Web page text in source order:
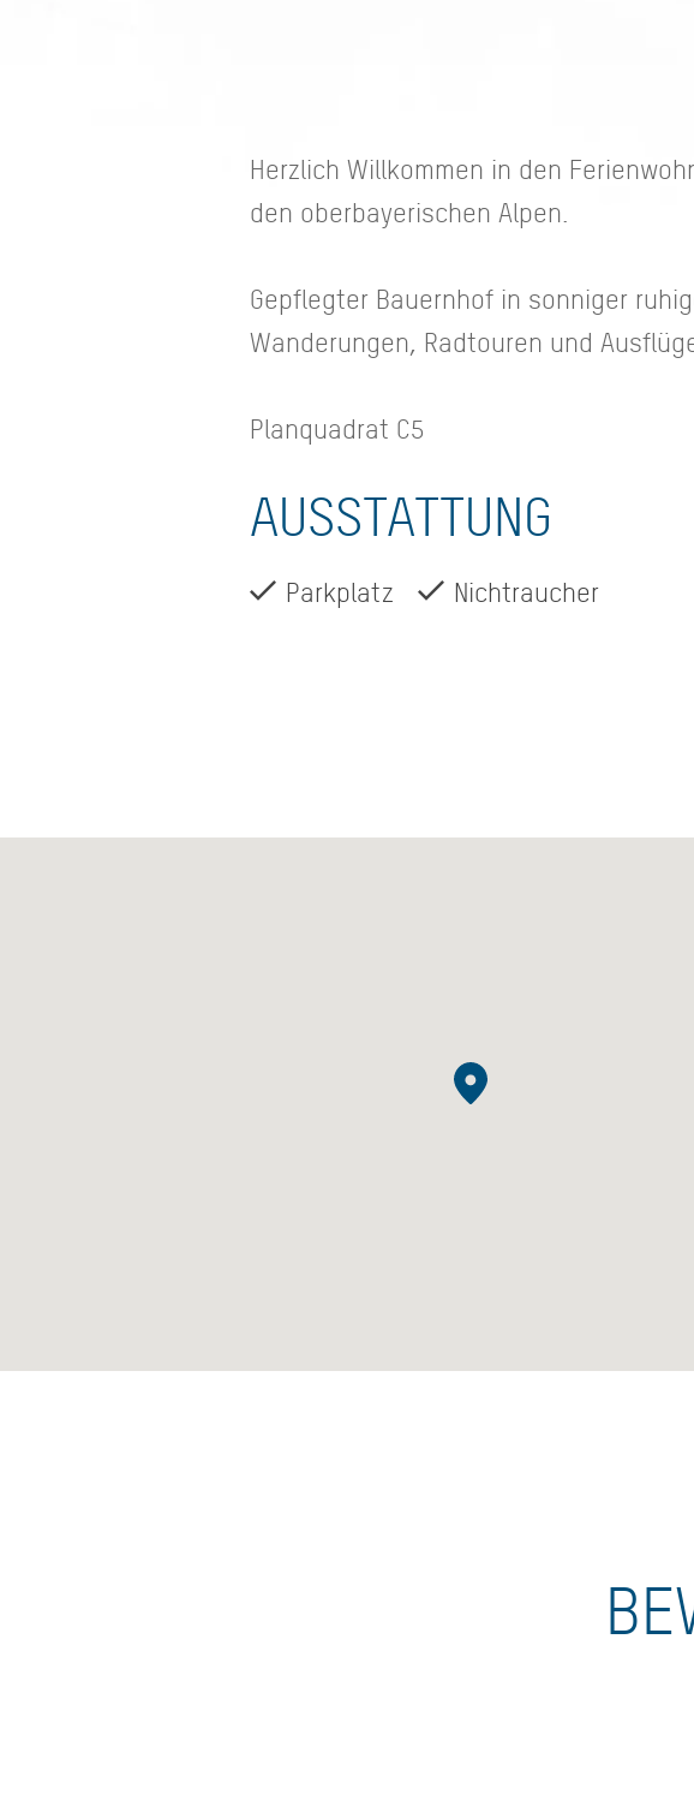
Herzlich Willkommen in den
den oberbayerischen Alpen.
Gepflegter Bauernhof in sonniger
Wanderungen, Radtouren und
Planquadrat C5
AUSSTATTUNG
Parkplatz Nichtraucher